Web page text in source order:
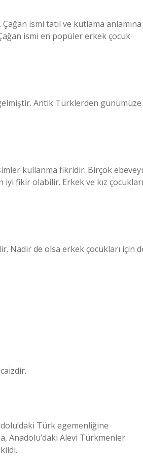
ismi tatil ve kutlama anlamına
ismi en popüler erkek çocuk
Antik Türklerden günümüze
kullanma fikridir. Birçok
fikir olabilir. Erkek ve kız çocukları
Nadir de olsa erkek çocukları için
Türk egemenliğine
Anadolu’daki Alevi Türkmenler